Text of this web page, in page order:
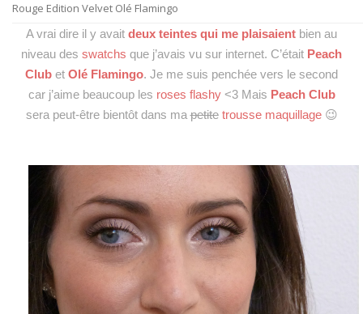
Rouge Edition Velvet Olé Flamingo
A vrai dire il y avait deux teintes qui me plaisaient bien au
niveau des swatchs que j’avais vu sur internet. C’était Peach
Club et Olé Flamingo. Je me suis penchée vers le second
car j’aime beaucoup les roses flashy<3 Mais Peach Club
sera peut-être bientôt dans mapetite trousse maquillage😉